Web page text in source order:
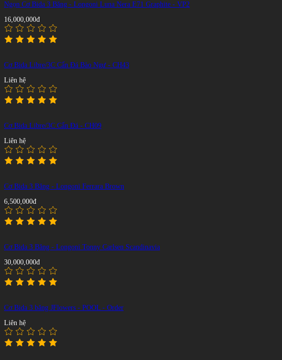
Ngọn Cơ Bida 3 Băng - Longoni Luna Nera E71 Graphite - VP2
16,000,000đ
Cơ Bida Libre/3C Cẩn Đá Bào Ngư - CH43
Liên hệ
Cơ Bida Libre/3C Cẩn Đá - CH09
Liên hệ
Cơ Bida 3 Băng - Longoni Ferrara Brown
6,500,000đ
Cơ Bida 3 Băng - Longoni Tonny Carlsen Scandinavia
30,000,000đ
Cơ Bida 3 băng JFlowers - POOL - Order
Liên hệ